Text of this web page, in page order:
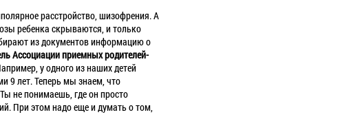
расстройство, шизофрения. А
ребенка скрываются, и только
из документов информацию о
Ассоциации приемных родителей-
у одного из наших детей
9 лет. Теперь мы знаем, что
не понимаешь, где он просто
При этом надо еще и думать о том,